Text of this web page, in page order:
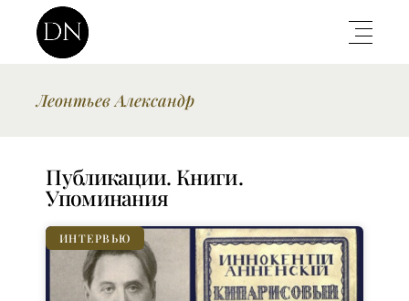
Леонтьев Александр
Публикации. Книги.
Упоминания
ИНТЕРВЬЮ